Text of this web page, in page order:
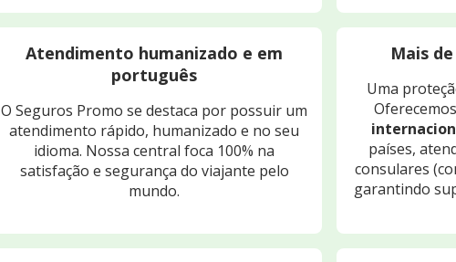
Atendimento humanizado e em
português
O Seguros Promo se destaca por possuir um
atendimento rápido, humanizado e no seu
idioma. Nossa central foca 100% na
satisfação e segurança do viajante pelo
mundo.
Mais
Uma
países,
consulares
garantindo